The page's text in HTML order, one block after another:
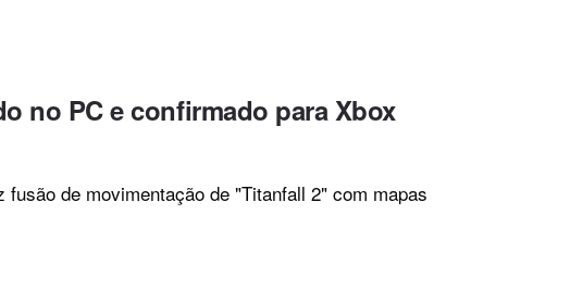
no PC e confirmado para Xbox
de movimentação de "Titanfall 2" com mapas